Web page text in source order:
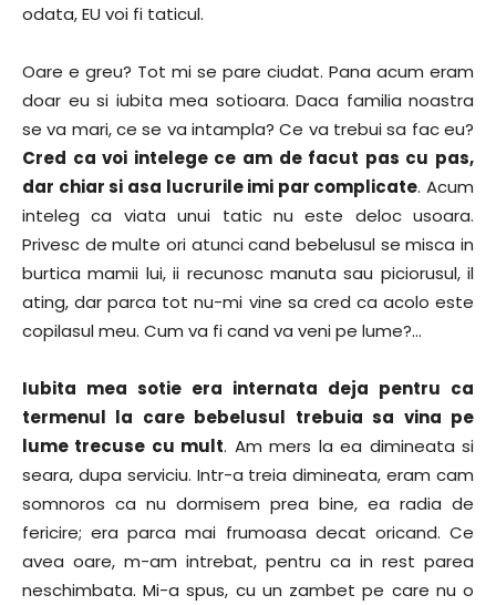
odata, EU voi fi taticul.
Oare e greu? Tot mi se pare ciudat. Pana acum eram
doar eu si iubita mea sotioara. Daca familia noastra
se va mari, ce se va intampla? Ce va trebui sa fac eu?
Cred ca voi intelege ce am de facut pas cu pas,
dar chiar si asa lucrurile imi par complicate. Acum
inteleg ca viata unui tatic nu este deloc usoara.
Privesc de multe ori atunci cand bebelusul se misca in
burtica mamii lui, ii recunosc manuta sau piciorusul, il
ating, dar parca tot nu-mi vine sa cred ca acolo este
copilasul meu. Cum va fi cand va veni pe lume?…
Iubita mea sotie era internata deja pentru ca
termenul la care bebelusul trebuia sa vina pe
lume trecuse cu mult. Am mers la ea dimineata si
seara, dupa serviciu. Intr-a treia dimineata, eram cam
somnoros ca nu dormisem prea bine, ea radia de
fericire; era parca mai frumoasa decat oricand. Ce
avea oare, m-am intrebat, pentru ca in rest parea
neschimbata. Mi-a spus, cu un zambet pe care nu o